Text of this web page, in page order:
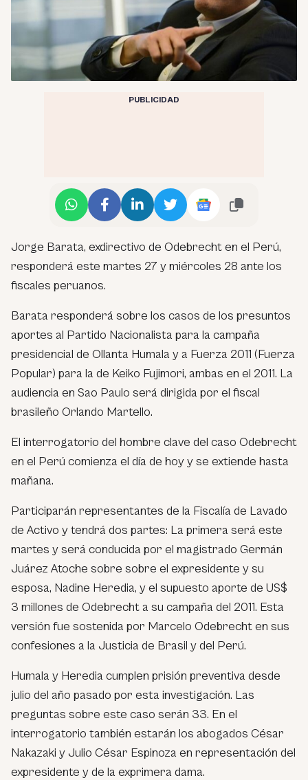
PUBLICIDAD
Jorge Barata, exdirectivo de Odebrecht en el Perú,
responderá este martes 27 y miércoles 28 ante los
fiscales peruanos.
Barata responderá sobre los casos de los presuntos
aportes al Partido Nacionalista para la campaña
presidencial de Ollanta Humala y a Fuerza 2011 (Fuerza
Popular) para la de Keiko Fujimori, ambas en el 2011. La
audiencia en Sao Paulo será dirigida por el fiscal
brasileño Orlando Martello.
El interrogatorio del hombre clave del caso Odebrecht
en el Perú comienza el día de hoy y se extiende hasta
mañana.
Participarán representantes de la Fiscalía de Lavado
de Activo y tendrá dos partes: La primera será este
martes y será conducida por el magistrado Germán
Juárez Atoche sobre sobre el expresidente y su
esposa, Nadine Heredia, y el supuesto aporte de US$
3 millones de Odebrecht a su campaña del 2011. Esta
versión fue sostenida por Marcelo Odebrecht en sus
confesiones a la Justicia de Brasil y del Perú.
Humala y Heredia cumplen prisión preventiva desde
julio del año pasado por esta investigación. Las
preguntas sobre este caso serán 33. En el
interrogatorio también estarán los abogados César
Nakazaki y Julio César Espinoza en representación del
expresidente y de la exprimera dama.